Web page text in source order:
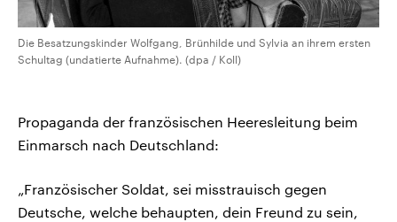
Die Besatzungskinder Wolfgang, Brünhilde und Sylvia an ihrem ersten
Schultag (undatierte Aufnahme). (dpa / Koll)
Propaganda der französischen Heeresleitung beim
Einmarsch nach Deutschland:
„Französischer Soldat, sei misstrauisch gegen
Deutsche, welche behaupten, dein Freund zu sein,